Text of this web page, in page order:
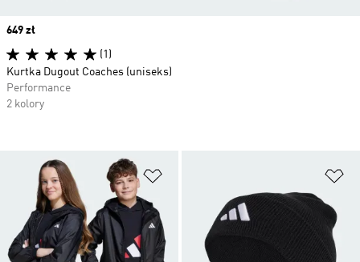
Price
649 zł
(1)
Kurtka Dugout Coaches (uniseks)
Performance
2 kolory